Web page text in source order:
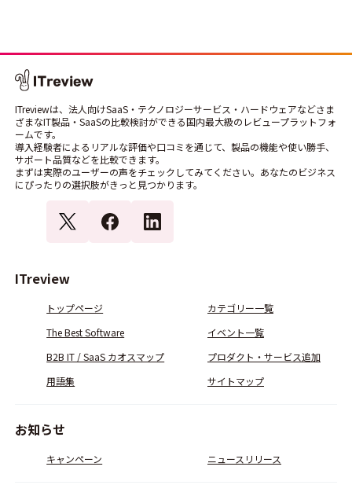
ITreviewは、法人向けSaaS・テクノロジーサービス・ハードウェアなどさま
ざまなIT製品・SaaSの比較検討ができる国内最大級のレビュープラットフォ
ームです。
導入経験者によるリアルな評価や口コミを通じて、製品の機能や使い勝手、
サポート品質などを比較できます。
まずは実際のユーザーの声をチェックしてみてください。あなたのビジネス
にぴったりの選択肢がきっと見つかります。
ITreview
トップページ
カテゴリー一覧
The Best Software
イベント一覧
B2B IT / SaaS カオスマップ
プロダクト・サービス追加
用語集
サイトマップ
お知らせ
キャンペーン ニュースリリース